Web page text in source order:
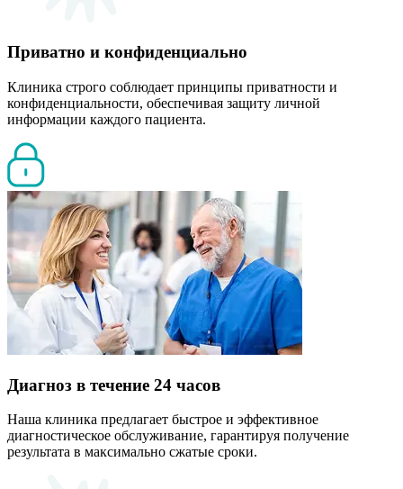
Приватно и конфиденциально
Клиника строго соблюдает принципы приватности и
конфиденциальности, обеспечивая защиту личной
информации каждого пациента.
Диагноз в течение 24 часов
Наша клиника предлагает быстрое и эффективное
диагностическое обслуживание, гарантируя получение
результата в максимально сжатые сроки.